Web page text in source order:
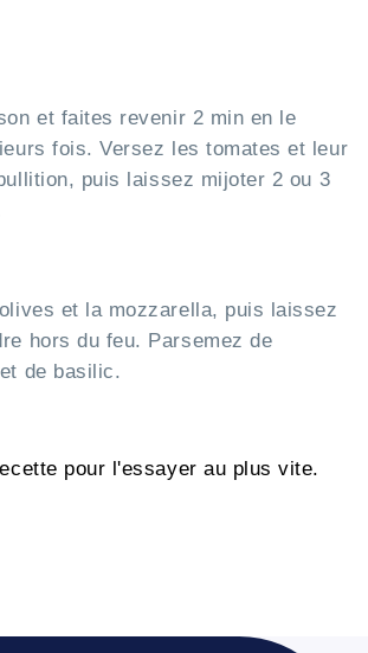
et faites revenir 2 min en le
fois. Versez les tomates et leur
puis laissez mijoter 2 ou 3
et la mozzarella, puis laissez
hors du feu. Parsemez de
de basilic.
pour l'essayer au plus vite.